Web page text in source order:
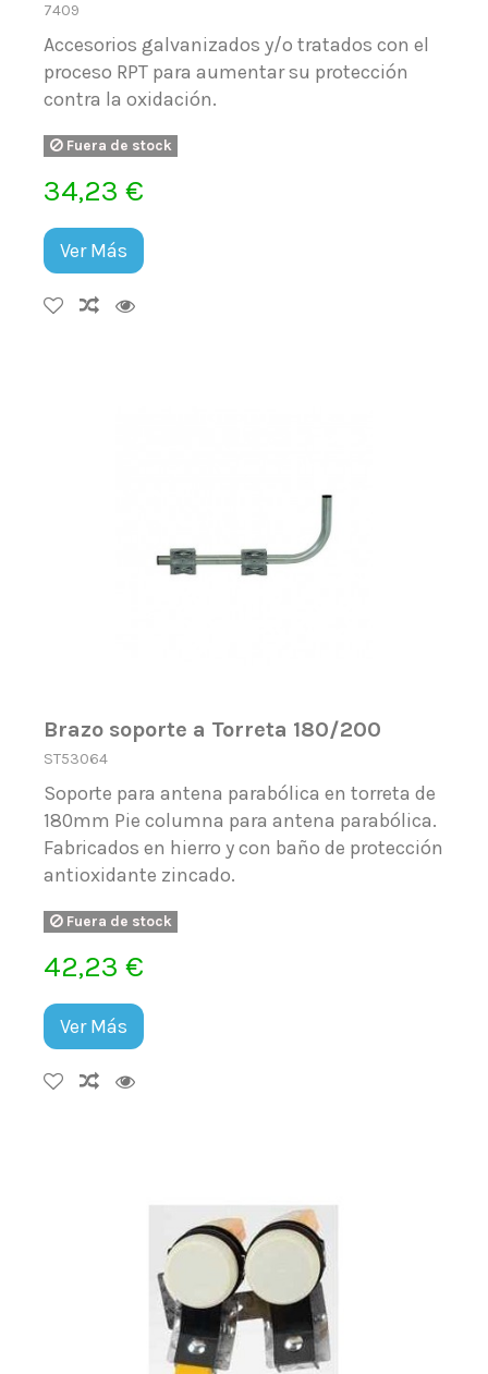
7409
Accesorios galvanizados y/o tratados con el
proceso RPT para aumentar su protección
contra la oxidación.
Fuera de stock
34,23 €
Ver Más
Brazo soporte a Torreta 180/200
ST53064
Soporte para antena parabólica en torreta de
180mm Pie columna para antena parabólica.
Fabricados en hierro y con baño de protección
antioxidante zincado.
Fuera de stock
42,23 €
Ver Más